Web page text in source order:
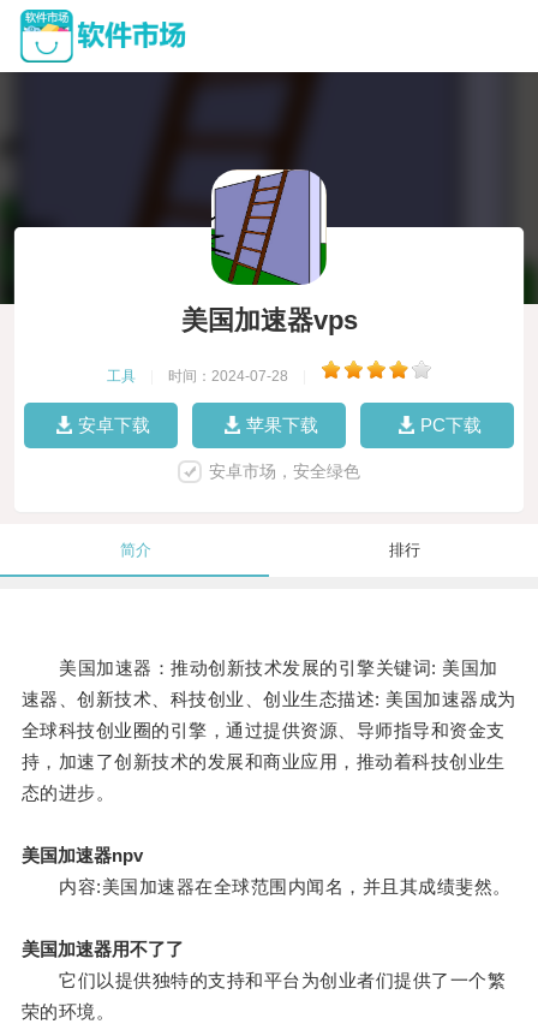
美国加速器vps
工具 时间：2024-07-28
安卓下载 苹果下载 PC下载
安卓市场，安全绿色
简介 排行
美国加速器：推动创新技术发展的引擎关键词: 美国加
速器、创新技术、科技创业、创业生态描述: 美国加速器成为
全球科技创业圈的引擎，通过提供资源、导师指导和资金支
持，加速了创新技术的发展和商业应用，推动着科技创业生
态的进步。
美国加速器npv
内容:美国加速器在全球范围内闻名，并且其成绩斐然。
美国加速器用不了了
它们以提供独特的支持和平台为创业者们提供了一个繁
荣的环境。